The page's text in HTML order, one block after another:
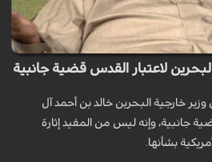
لاعتبار القدس قضية جانبية
خارجية البحرين خالد بن أحمد آل
وإنه ليس من المفيد إثارة
بشأنها.